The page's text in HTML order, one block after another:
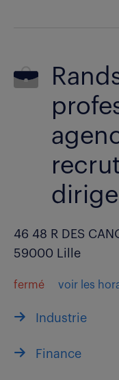
46 48 R DES
59000 Lille
fermé voir les
Industrie
Finance